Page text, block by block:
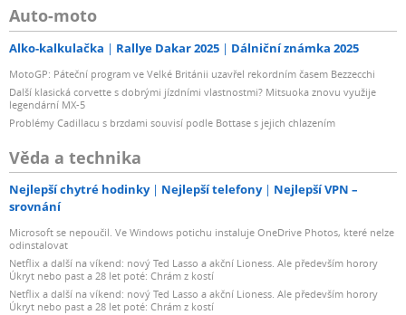
Auto-moto
Alko-kalkulačka Rallye Dakar 2025 Dálniční známka 2025
MotoGP: Páteční program ve Velké Británii uzavřel rekordním časem Bezzecchi
Další klasická corvette s dobrými jízdními vlastnostmi? Mitsuoka znovu využije
legendární MX-5
Problémy Cadillacu s brzdami souvisí podle Bottase s jejich chlazením
Věda a technika
Nejlepší chytré hodinky Nejlepší telefony
Nejlepší VPN –
srovnání
Microsoft se nepoučil. Ve Windows potichu instaluje OneDrive Photos, které nelze
odinstalovat
Netflix a další na víkend: nový Ted Lasso a akční Lioness. Ale především horory
Úkryt nebo past a 28 let poté: Chrám z kostí
Netflix a další na víkend: nový Ted Lasso a akční Lioness. Ale především horory
Úkryt nebo past a 28 let poté: Chrám z kostí